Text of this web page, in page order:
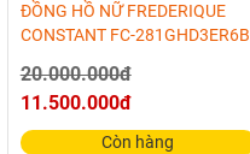
ĐỒNG HỒ NỮ FREDERIQUE
CONSTANT FC-281GHD3ER6B
20.000.000đ
11.500.000đ
Còn hàng